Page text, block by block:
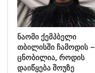
ნაომი ქემპბელი
თბილისში ჩამოდის –
ცნობილია, როდის
დაიწყება შოუზე